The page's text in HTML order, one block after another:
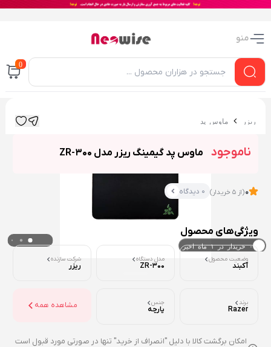
منو
0
۰ خریدار در ۱ ماه اخیر
ریزر ماوس پد
ناموجود ماوس پد گیمینگ ریزر مدل ZR-300
0(از 5 خریدار) 0 دیدگاه
ویژگی‌های محصول
وضعیت محصول
آکبند
مدل دستگاه
ZR-300
شرکت سازنده
ریزر
برند
Razer
جنس
پارچه مشاهده همه
امکان برگشت کالا با دلیل "انصراف از خرید" تنها در صورتی مورد قبول است